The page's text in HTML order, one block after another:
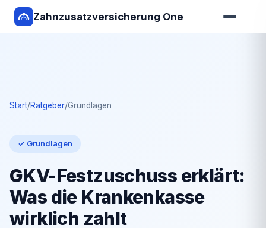
Zahnzusatzversicherung One
Start/Ratgeber/Grundlagen
✓ Grundlagen
GKV-Festzuschuss erklärt:
Was die Krankenkasse
wirklich zahlt